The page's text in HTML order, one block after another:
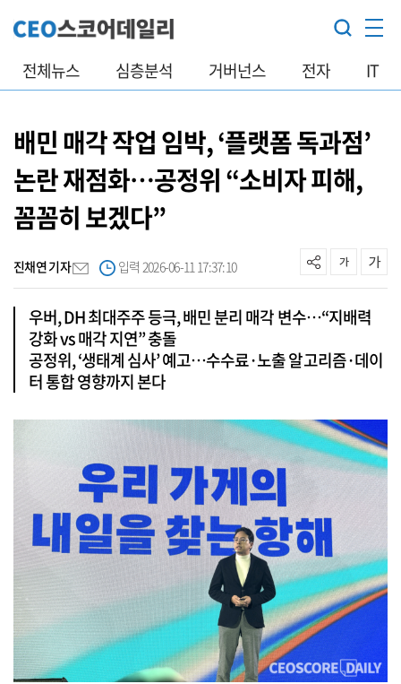
전체뉴스 심층분석 거버넌스 전자 IT
배민 매각 작업 임박, ‘플랫폼 독과점’
논란 재점화…공정위 “소비자 피해,
꼼꼼히 보겠다”
진채연 기자 입력 2026-06-11 17:37:10
우버, DH 최대주주 등극, 배민 분리 매각 변수…“지배력
강화 vs 매각 지연” 충돌
공정위, ‘생태계 심사’ 예고…수수료·노출 알고리즘·데이
터 통합 영향까지 본다